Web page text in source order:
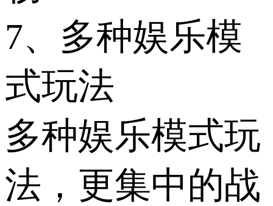
7、多种娱乐模
式玩法
多种娱乐模式玩
法，更集中的战